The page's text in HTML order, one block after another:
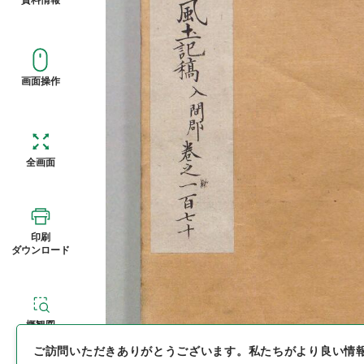
画面操作
全画面
印刷
ダウンロード
概観図
ご訪問いただきありがとうございます。 私たちがより良い情